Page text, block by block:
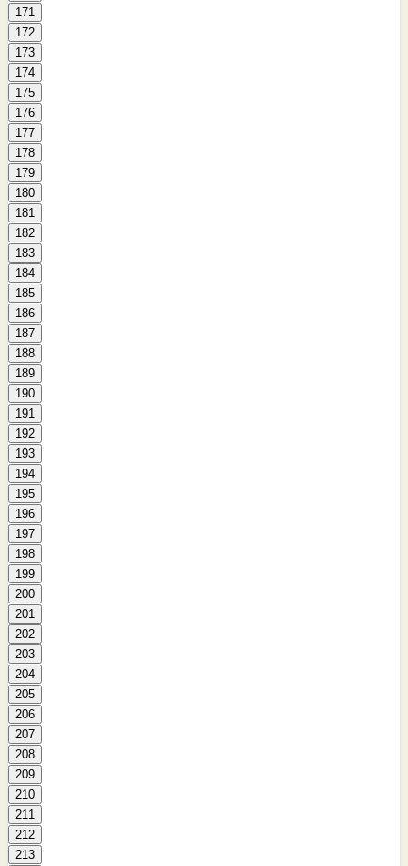
171
172
173
174
175
176
177
178
179
180
181
182
183
184
185
186
187
188
189
190
191
192
193
194
195
196
197
198
199
200
201
202
203
204
205
206
207
208
209
210
211
212
213